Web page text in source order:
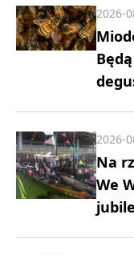
2026-
Na
We
2026-